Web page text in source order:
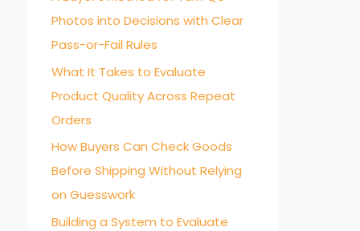
o
r
:
Photos into Decisions with Clear
Pass-or-Fail Rules
What It Takes to Evaluate
Product Quality Across Repeat
Orders
How Buyers Can Check Goods
Before Shipping Without Relying
on Guesswork
Building a System to Evaluate